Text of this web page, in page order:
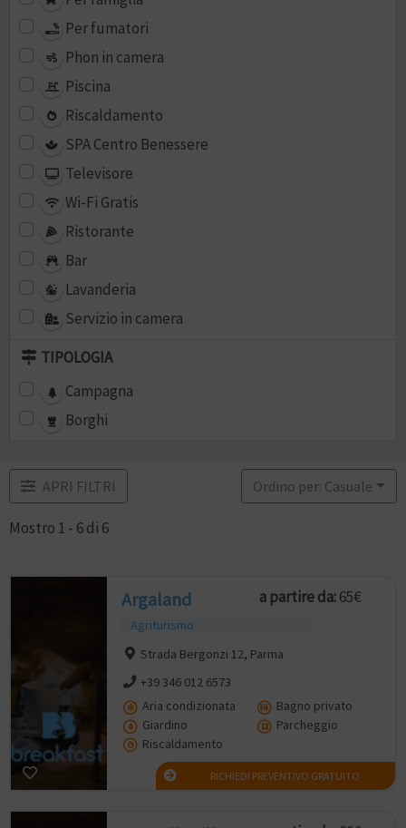
Per fumatori
Phon in camera
Piscina
Riscaldamento
SPA Centro Benessere
Televisore
Wi-Fi Gratis
Ristorante
Bar
Lavanderia
Servizio in camera
TIPOLOGIA
Campagna
Borghi
APRI FILTRI
Mostro 1 - 6 di 6
Ordino per: Casuale
Argaland
Agriturismo
a partire da:65€
Strada Bergonzi 12, Parma
+39 346 012 6573
Aria condizionata
Bagno privato
Giardino
Parcheggio
Riscaldamento
RICHIEDI PREVENTIVO GRATUITO